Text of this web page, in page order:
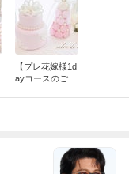
【プレ花嫁様1d
ayコースのご案